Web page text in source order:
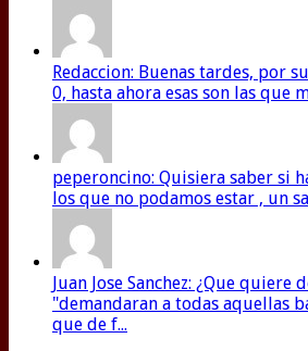
Redaccion: Buenas tardes, por
0, hasta ahora esas son las que
peperoncino: Quisiera saber si
los que no podamos estar , un
Juan Jose Sanchez: ¿Que quiere
"demandaran a todas aquellas
que de f...